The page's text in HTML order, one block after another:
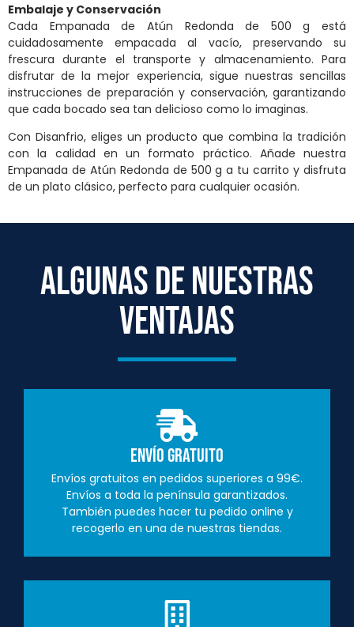
Embalaje y Conservación
Cada Empanada de Atún Redonda de 500 g está
cuidadosamente empacada al vacío, preservando su
frescura durante el transporte y almacenamiento. Para
disfrutar de la mejor experiencia, sigue nuestras sencillas
instrucciones de preparación y conservación, garantizando
que cada bocado sea tan delicioso como lo imaginas.
Con Disanfrio, eliges un producto que combina la tradición
con la calidad en un formato práctico. Añade nuestra
Empanada de Atún Redonda de 500 g a tu carrito y disfruta
de un plato clásico, perfecto para cualquier ocasión.
ALGUNAS DE NUESTRAS
VENTAJAS
Envío Gratuito
Envíos gratuitos en pedidos superiores a 99€.
Envíos a toda la península garantizados.
También puedes hacer tu pedido online y
recogerlo en una de nuestras tiendas.